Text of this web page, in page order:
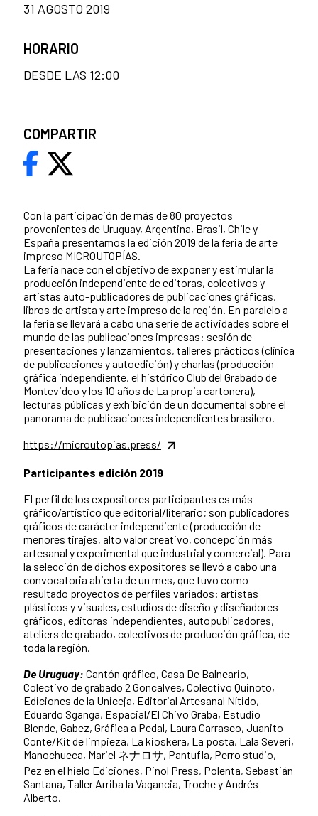
Con la participación de más de 80 proyectos
provenientes de Uruguay, Argentina, Brasil, Chile y
España presentamos la edición 2019 de la feria de arte
impreso MICROUTOPÍAS.
La feria nace con el objetivo de exponer y estimular la
producción independiente de editoras, colectivos y
artistas auto-publicadores de publicaciones gráficas,
libros de artista y arte impreso de la región. En paralelo a
la feria se llevará a cabo una serie de actividades sobre el
mundo de las publicaciones impresas: sesión de
presentaciones y lanzamientos, talleres prácticos (clínica
de publicaciones y autoedición) y charlas (producción
gráfica independiente, el histórico Club del Grabado de
Montevideo y los 10 años de La propia cartonera),
lecturas públicas y exhibición de un documental sobre el
panorama de publicaciones independientes brasilero.
https://microutopias.press/
Participantes edición 2019
El perfil de los expositores participantes es más
gráfico/artístico que editorial/literario; son publicadores
gráficos de carácter independiente (producción de
menores tirajes, alto valor creativo, concepción más
artesanal y experimental que industrial y comercial). Para
la selección de dichos expositores se llevó a cabo una
convocatoria abierta de un mes, que tuvo como
resultado proyectos de perfiles variados: artistas
plásticos y visuales, estudios de diseño y diseñadores
gráficos, editoras independientes, autopublicadores,
ateliers de grabado, colectivos de producción gráfica, de
toda la región.
De Uruguay: Cantón gráfico, Casa De Balneario,
Colectivo de grabado 2 Goncalves, Colectivo Quinoto,
Ediciones de la Uniceja, Editorial Artesanal Nítido,
Eduardo Sganga, Espacial/El Chivo Graba, Estudio
Blende, Gabez, Gráfica a Pedal, Laura Carrasco, Juanito
Conte/Kit de limpieza, La kioskera, La posta, Lala Severi,
Manochueca, Mariel ネナロサ, Pantufla, Perro studio,
Pez en el hielo Ediciones, Pinol Press, Polenta, Sebastián
Santana, Taller Arriba la Vagancia, Troche y Andrés
Alberto.
31 AGOSTO 2019
HORARIO
DESDE LAS 12:00
COMPARTIR